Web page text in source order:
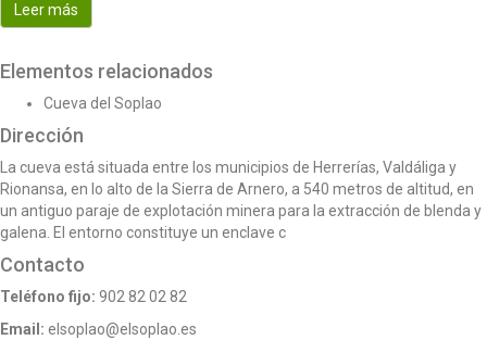
Leer más
Elementos relacionados
Cueva del Soplao
Dirección
La cueva está situada entre los municipios de Herrerías, Valdáliga y
Rionansa, en lo alto de la Sierra de Arnero, a 540 metros de altitud, en
un antiguo paraje de explotación minera para la extracción de blenda y
galena. El entorno constituye un enclave c
Contacto
Teléfono fijo: 902 82 02 82
Email: elsoplao@elsoplao.es